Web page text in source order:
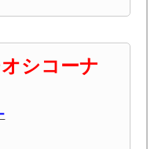
シコーナ